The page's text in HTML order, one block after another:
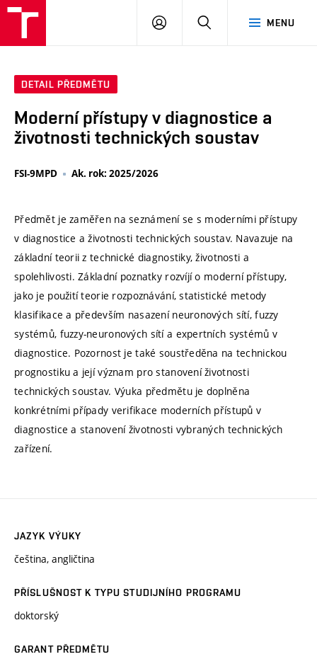
MENU
PŘIHLÁSIT
DETAIL PŘEDMĚTU
Moderní přístupy v diagnostice a
životnosti technických soustav
FSI-9MPD Ak. rok: 2025/2026
Předmět je zaměřen na seznámení se s moderními přístupy
v diagnostice a životnosti technických soustav. Navazuje na
základní teorii z technické diagnostiky, životnosti a
spolehlivosti. Základní poznatky rozvíjí o moderní přístupy,
jako je použití teorie rozpoznávání, statistické metody
klasifikace a především nasazení neuronových sítí, fuzzy
systémů, fuzzy-neuronových sítí a expertních systémů v
diagnostice. Pozornost je také soustředěna na technickou
prognostiku a její význam pro stanovení životnosti
technických soustav. Výuka předmětu je doplněna
konkrétními případy verifikace moderních přístupů v
diagnostice a stanovení životnosti vybraných technických
zařízení.
JAZYK VÝUKY
čeština, angličtina
PŘÍSLUŠNOST K TYPU STUDIJNÍHO PROGRAMU
doktorský
GARANT PŘEDMĚTU